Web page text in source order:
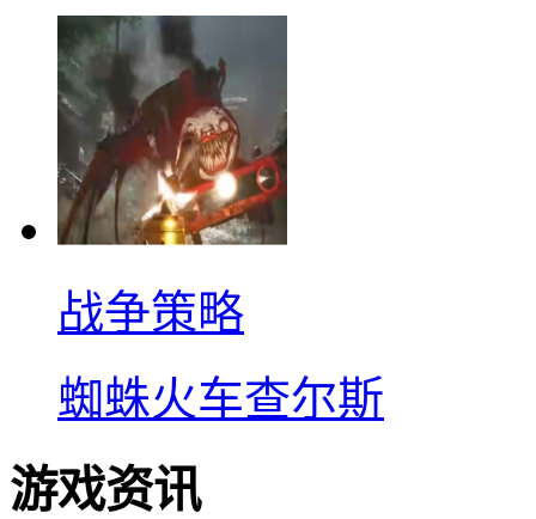
战争策略
蜘蛛火车查尔斯
游戏资讯